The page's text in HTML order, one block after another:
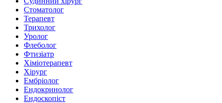
Стоматолог
Терапевт
Трихолог
Уролог
Флеболог
Фтизіатр
Хіміотерапевт
Хірург
Ембріолог
Ендокринолог
Ендоскопіст